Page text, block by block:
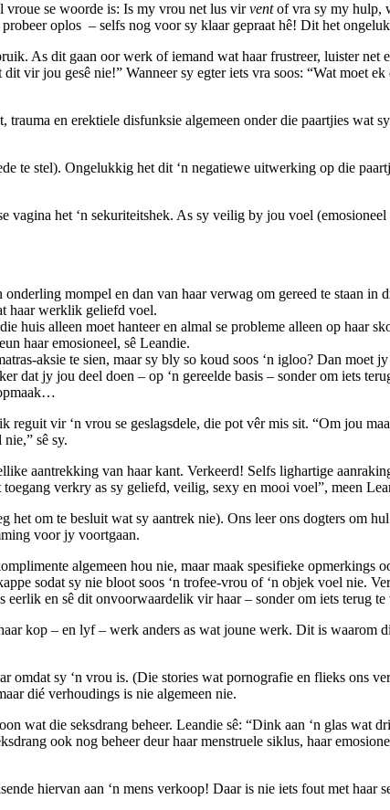
vroue se woorde is: Is my vrou net lus virventof vra sy my hulp,
oplos – selfs nog voor sy klaar gepraat hê! Dit het
As dit gaan oor werk of iemand wat haar frustreer, luister net
vir jou gesê nie!” Wanneer sy egter iets vra soos: “Wat moet
en erektiele disfunksie algemeen onder die paartjies wat
te stel). Ongelukkig het dit ‘n negatiewe uitwerking op die
vagina het ‘n sekuriteitshek. As sy veilig by jou voel
mompel en dan van haar verwag om gereed te staan in
haar werklik geliefd voel.
huis alleen moet hanteer en almal se probleme alleen op haar
haar emosioneel, sê Leandie.
aksie te sien, maar sy bly so koud soos ‘n igloo? Dan moet
dat jy jou deel doen – op ‘n gereelde basis – sonder om iets
reguit vir ‘n vrou se geslagsdele, die pot vêr mis sit. “Om jou
sê sy.
aantrekking van haar kant. Verkeerd! Selfs lighartige
toegang verkry as sy geliefd, veilig, sexy en mooi voel”, meen
om te besluit wat sy aantrek nie). Ons leer ons dogters om hul
voor jy voortgaan.
algemeen hou nie, maar maak spesifieke opmerkings
sodat sy nie bloot soos ‘n trofee-vrou of ‘n objek voel nie.
en sê dit onvoorwaardelik vir haar – sonder om iets terug te
kop – en lyf – werk anders as wat joune werk. Dit is waarom
omdat sy ‘n vrou is. (Die stories wat pornografie en flieks ons
dié verhoudings is nie algemeen nie.
wat die seksdrang beheer. Leandie sê: “Dink aan ‘n glas wat
ook nog beheer deur haar menstruele siklus, haar
hiervan aan ‘n mens verkoop! Daar is nie iets fout met